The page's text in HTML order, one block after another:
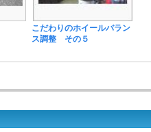
こだわりのホイールバラン
ス調整 その５